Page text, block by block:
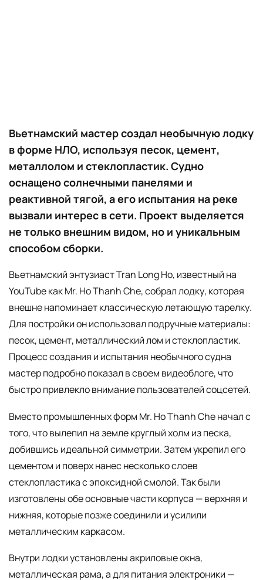
Вьетнамский мастер создал необычную лодку
в форме НЛО, используя песок, цемент,
металлолом и стеклопластик. Судно
оснащено солнечными панелями и
реактивной тягой, а его испытания на реке
вызвали интерес в сети. Проект выделяется
не только внешним видом, но и уникальным
способом сборки.
Вьетнамский энтузиаст Tran Long Ho, известный на
YouTube как Mr. Ho Thanh Che, собрал лодку, которая
внешне напоминает классическую летающую тарелку.
Для постройки он использовал подручные материалы:
песок, цемент, металлический лом и стеклопластик.
Процесс создания и испытания необычного судна
мастер подробно показал в своем видеоблоге, что
быстро привлекло внимание пользователей соцсетей.
Вместо промышленных форм Mr. Ho Thanh Che начал с
того, что вылепил на земле круглый холм из песка,
добившись идеальной симметрии. Затем укрепил его
цементом и поверх нанес несколько слоев
стеклопластика с эпоксидной смолой. Так были
изготовлены обе основные части корпуса — верхняя и
нижняя, которые позже соединили и усилили
металлическим каркасом.
Внутри лодки установлены акриловые окна,
металлическая рама, а для питания электроники —